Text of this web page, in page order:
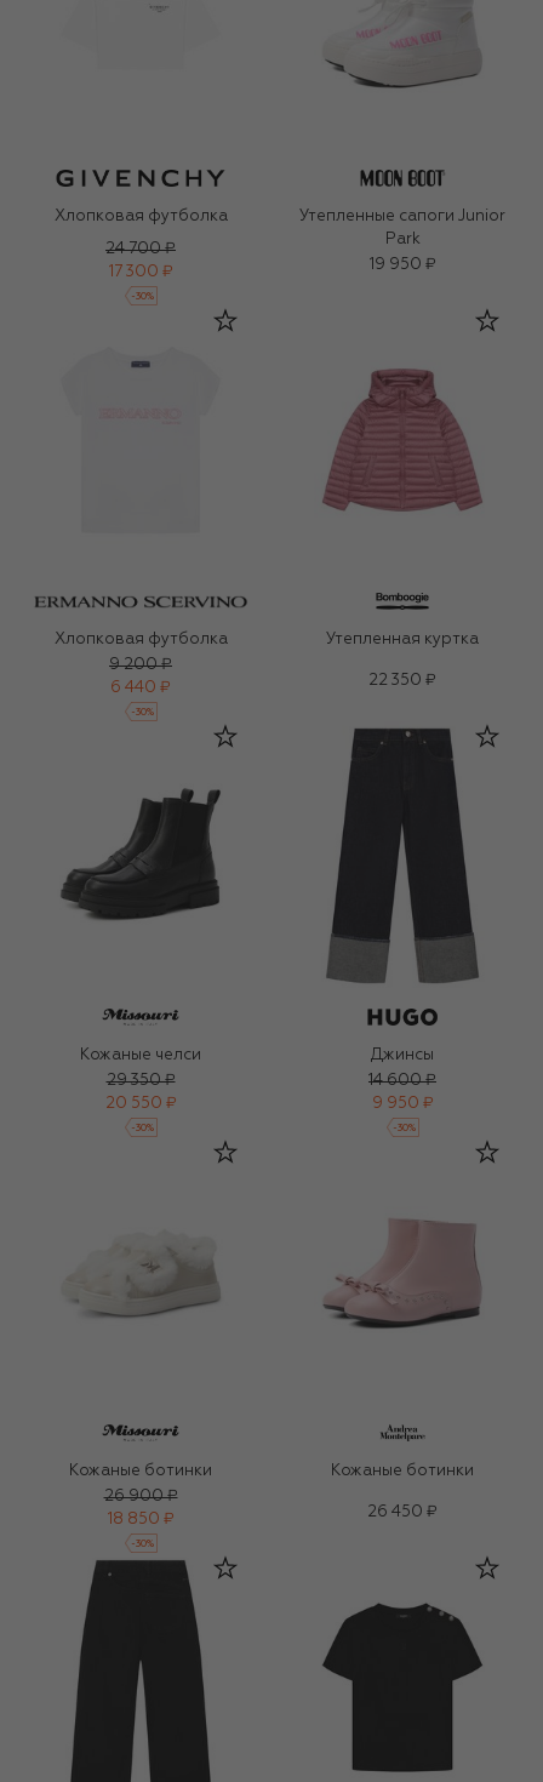
Хлопковая футболка
24 700 ₽
17 300 ₽
-30%
Утепленные сапоги Junior
Park
19 950 ₽
Хлопковая футболка
9 200 ₽
6 440 ₽
-30%
Утепленная куртка
22 350 ₽
Кожаные челси
29 350 ₽
20 550 ₽
-30%
Джинсы
14 600 ₽
9 950 ₽
-30%
Кожаные ботинки
26 900 ₽
18 850 ₽
-30%
Кожаные ботинки
26 450 ₽